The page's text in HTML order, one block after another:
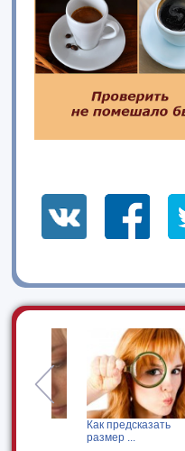
Как предсказать
размер ...